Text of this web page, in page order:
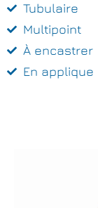
Tubulaire
Multipoint
À encastrer
En applique